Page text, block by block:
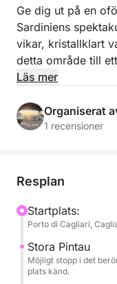
Ge dig ut på en
Sardiniens
vikar, kristallklart
detta område till
maximal frihet och
skräddarsys
mot den
Pintau-området,
kristallklara vatten.
Under resan har
pittoreska vikarna
Läs mer
Organiserat
1 recensioner
Resplan
Startplats:
Porto di Cagliari,
Stora Pintau
Möjligt stopp i det
plats känd.